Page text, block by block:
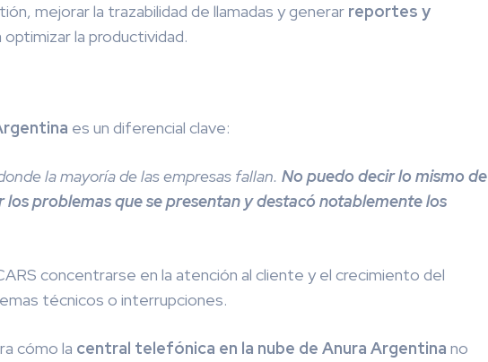
mejorar la trazabilidad de llamadas y generar reportes y
optimizar la productividad.
es un diferencial clave:
la mayoría de las empresas fallan. No puedo decir lo mismo de
problemas que se presentan y destacó notablemente los
concentrarse en la atención al cliente y el crecimiento del
técnicos o interrupciones.
cómo la central telefónica en la nube de Anura Argentina no